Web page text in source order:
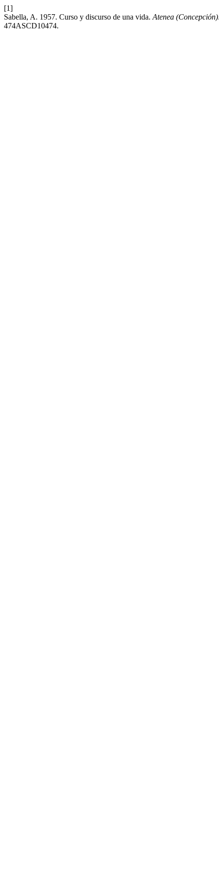
[1]
Sabella, A. 1957. Curso y discurso de una vida. Atenea (Concepción)
474ASCD10474.